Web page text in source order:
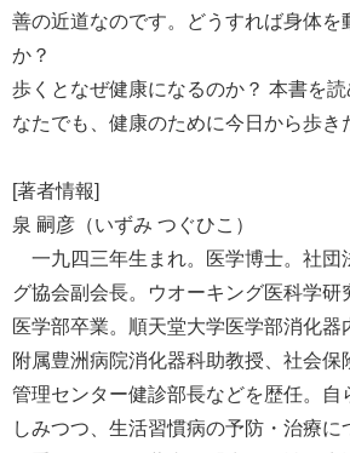
善の近道なのです。どうすれば身体を
か？
歩くとなぜ健康になるのか？ 本書を
なたでも、健康のために今日から歩き
[著者情報]
泉 嗣彦（いずみ つぐひこ）
一九四三年生まれ。医学博士。社団
グ協会副会長。ウオーキング医科学研
医学部卒業。順天堂大学医学部消化器
附属豊洲病院消化器科助教授、社会保
管理センター健診部長などを歴任。自
しみつつ、生活習慣病の予防・治療に